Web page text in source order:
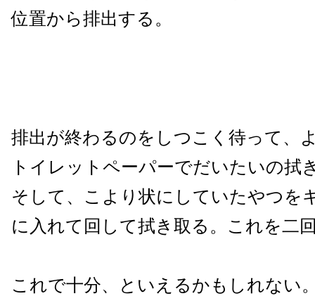
位置から排出する。
排出が終わるのをしつこく待って、
トイレットペーパーでだいたいの拭
そして、こより状にしていたやつを
に入れて回して拭き取る。これを二
これで十分、といえるかもしれない